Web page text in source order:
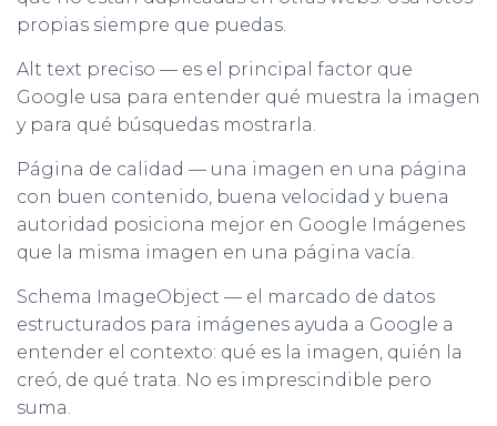
propias siempre que puedas.
Alt text preciso — es el principal factor que
Google usa para entender qué muestra la imagen
y para qué búsquedas mostrarla.
Página de calidad — una imagen en una página
con buen contenido, buena velocidad y buena
autoridad posiciona mejor en Google Imágenes
que la misma imagen en una página vacía.
Schema ImageObject — el marcado de datos
estructurados para imágenes ayuda a Google a
entender el contexto: qué es la imagen, quién la
creó, de qué trata. No es imprescindible pero
suma.